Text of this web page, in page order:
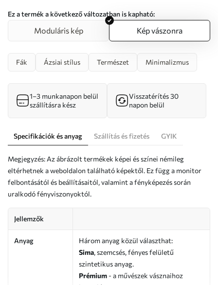
Ez a termék a következő változatban is kapható:
Moduláris kép Kép vászonra
Fák Ázsiai stílus Természet Minimalizmus
1–3 munkanapon belül
szállításra kész
Visszatérítés 30
napon belül
Specifikációk és anyag Szállítás és fizetés GYIK
Megjegyzés: Az ábrázolt termékek képei és színei némileg
eltérhetnek a weboldalon található képektől. Ez függ a monitor
felbontásától és beállításaitól, valamint a fényképezés során
uralkodó fényviszonyoktól.
Jellemzők
Anyag
Három anyag közül választhat:
Sima, szemcsés, fényes felületű
szintetikus anyag.
Prémium - a művészek vásznaihoz